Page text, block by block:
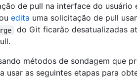
de pull na interface do
edita uma solicitação de pull
do Git ficarão desatualizadas
métodos de sondagem que
usar as seguintes etapas para